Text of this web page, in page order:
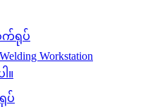
ရုပ်
Workstation
။
ပ်